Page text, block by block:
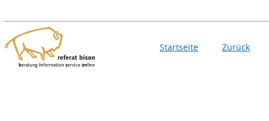
Startseite Zurück